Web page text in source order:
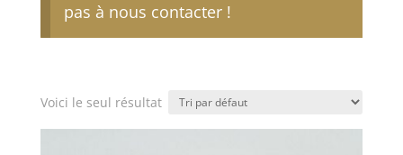
pas à nous contacter !
Voici le seul résultat